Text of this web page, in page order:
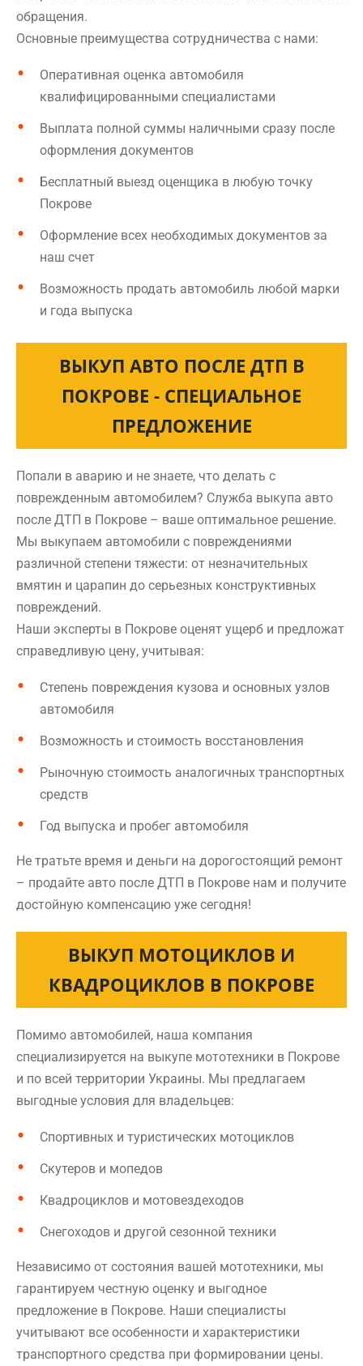
обращения.
Основные преимущества сотрудничества с нами:
Оперативная оценка автомобиля
квалифицированными специалистами
Выплата полной суммы наличными сразу после
оформления документов
Бесплатный выезд оценщика в любую точку
Покрове
Оформление всех необходимых документов за
наш счет
Возможность продать автомобиль любой марки
и года выпуска
ВЫКУП АВТО ПОСЛЕ ДТП В
ПОКРОВЕ - СПЕЦИАЛЬНОЕ
ПРЕДЛОЖЕНИЕ
Попали в аварию и не знаете, что делать с
поврежденным автомобилем? Служба выкупа авто
после ДТП в Покрове – ваше оптимальное решение.
Мы выкупаем автомобили с повреждениями
различной степени тяжести: от незначительных
вмятин и царапин до серьезных конструктивных
повреждений.
Наши эксперты в Покрове оценят ущерб и предложат
справедливую цену, учитывая:
Степень повреждения кузова и основных узлов
автомобиля
Возможность и стоимость восстановления
Рыночную стоимость аналогичных транспортных
средств
Год выпуска и пробег автомобиля
Не тратьте время и деньги на дорогостоящий ремонт
– продайте авто после ДТП в Покрове нам и получите
достойную компенсацию уже сегодня!
ВЫКУП МОТОЦИКЛОВ И
КВАДРОЦИКЛОВ В ПОКРОВЕ
Помимо автомобилей, наша компания
специализируется на выкупе мототехники в Покрове
и по всей территории Украины. Мы предлагаем
выгодные условия для владельцев:
Спортивных и туристических мотоциклов
Скутеров и мопедов
Квадроциклов и мотовездеходов
Снегоходов и другой сезонной техники
Независимо от состояния вашей мототехники, мы
гарантируем честную оценку и выгодное
предложение в Покрове. Наши специалисты
учитывают все особенности и характеристики
транспортного средства при формировании цены.